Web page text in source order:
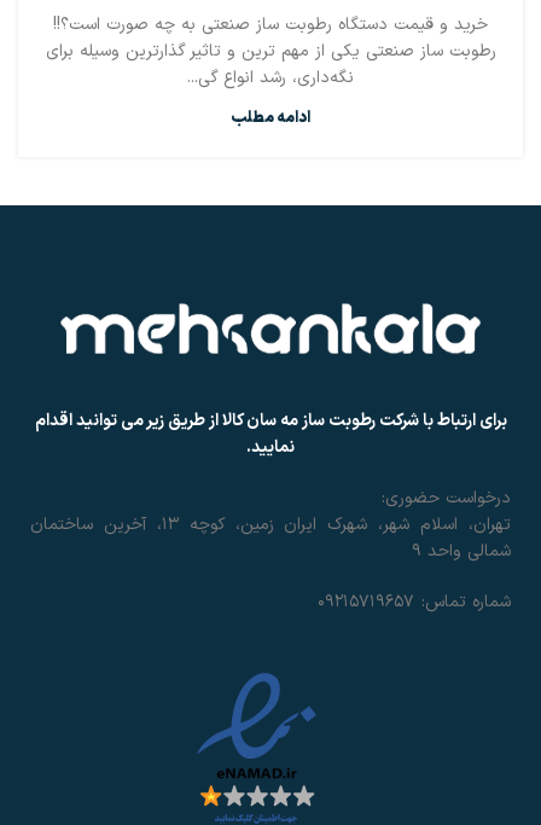
خرید و قیمت دستگاه رطوبت ساز صنعتی به چه صورت است؟!!
رطوبت ساز صنعتی یکی از مهم ترین و تاثیر گذارترین وسیله برای
نگه‌داری، رشد انواع گی...
ادامه مطلب
برای ارتباط با شرکت رطوبت ساز مه سان کالا از طریق زیر می توانید اقدام
نمایید.
درخواست حضوری:
تهران، اسلام شهر، شهرک ایران زمین، کوچه ۱۳، آخرین ساختمان
شمالی واحد ۹
شماره تماس: ۰۹۲۱۵۷۱۹۶۵۷